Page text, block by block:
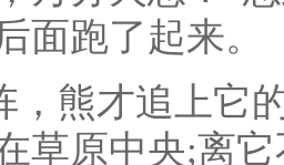
面跑了起来。
，熊才追上它
草原中央;离